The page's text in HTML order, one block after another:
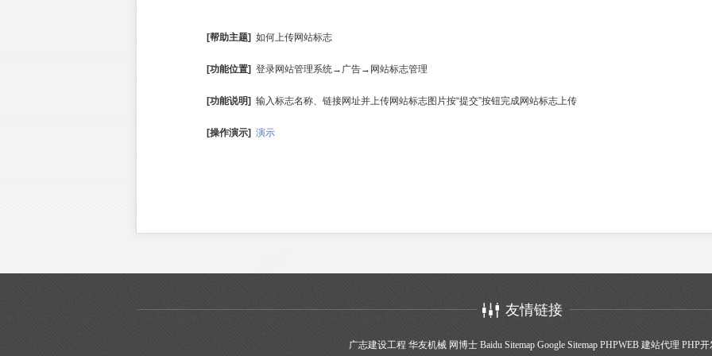
[帮助主题] 如何上传网站标志
[功能位置] 登录网站管理系统→广告→网站标志管理
[功能说明] 输入标志名称、链接网址并上传网站标志图片按“提交”按钮完成网站标志上传
[操作演示] 演示
友情链接
广志建设工程 华友机械 网博士 Baidu Sitemap Google Sitemap PHPWEB 建站代理 PHP开